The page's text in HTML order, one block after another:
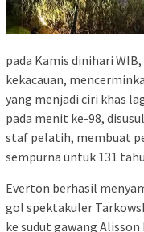
pada Kamis dinihari
kekacauan,
yang menjadi ciri khas
pada menit ke-98,
staf pelatih, membuat
sempurna untuk 131
Everton berhasil
gol spektakuler
ke sudut gawang